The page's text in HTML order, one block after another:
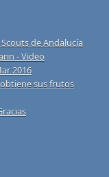
de Andalucía
- Video
2016
sus frutos